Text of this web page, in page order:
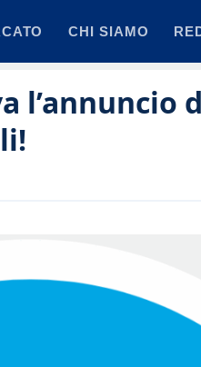
CHI SIAMO
l’annuncio